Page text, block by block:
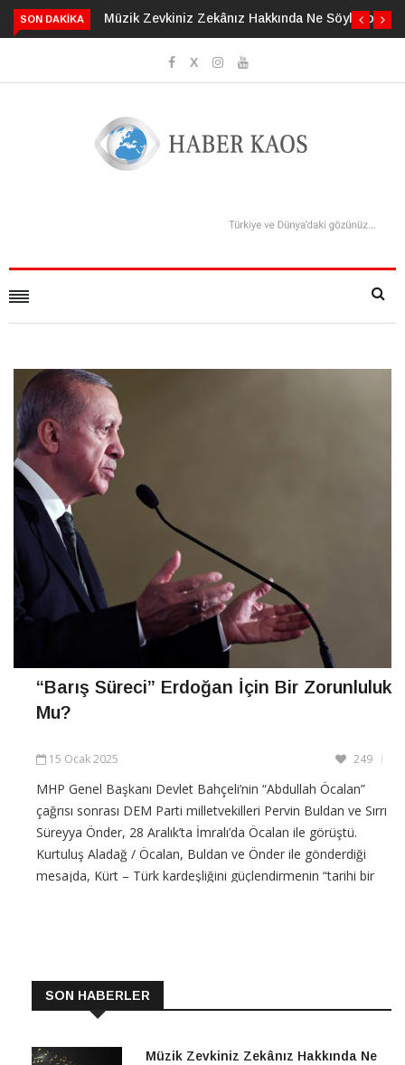
SON DAKIKA
Zekânız Hakkında Ne Söylüyor?Fizik Yasalarını Altüst Eden
Maxwell’in Cini
“Barış Süreci” Erdoğan İçin Bir Zorunluluk
Mu?
15 Ocak 2025 249
MHP Genel Başkanı Devlet Bahçeli’nin “Abdullah Öcalan”
çağrısı sonrası DEM Parti milletvekilleri Pervin Buldan ve Sırrı
Süreyya Önder, 28 Aralık’ta İmralı’da Öcalan ile görüştü.
Kurtuluş Aladağ / Öcalan, Buldan ve Önder ile gönderdiği
mesajda, Kürt – Türk kardeşliğini güçlendirmenin “tarihi bir
SON HABERLER
Müzik Zevkiniz Zekânız Hakkında Ne